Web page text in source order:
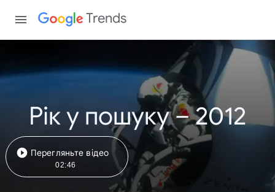
Trends
Рік у пошуку – 2012
Перегляньте відео
02:46